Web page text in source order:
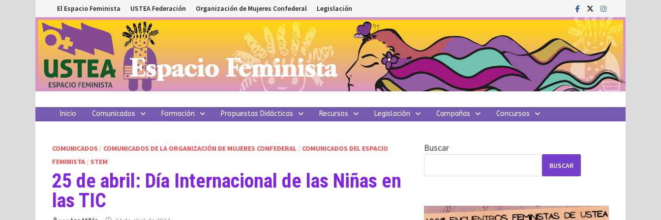
al
contenido
El Espacio Feminista USTEA Federación Organización de Mujeres Confederal Legislación
Inicio Comunicados Formación Propuestas Didácticas Recursos Legislación Campañas Concursos
COMUNICADOS / COMUNICADOS DE LA ORGANIZACIÓN DE MUJERES CONFEDERAL / COMUNICADOS DEL ESPACIO
FEMINISTA / STEM
25 de abril: Día Internacional de las Niñas en
las TIC
Buscar
BUSCAR